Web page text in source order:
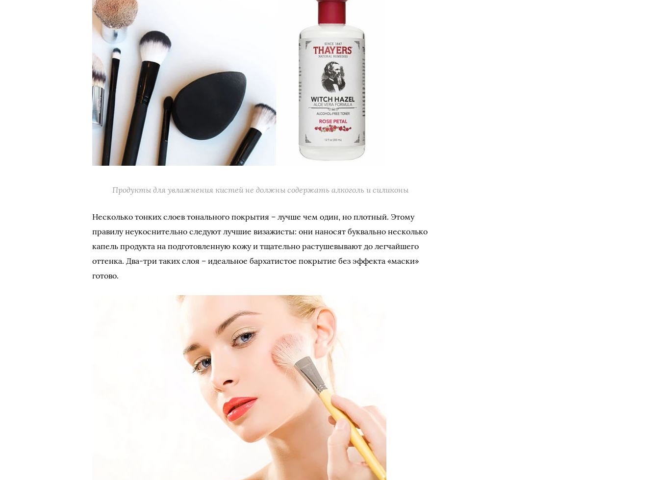
Продукты для увлажнения кистей не должны содержать алкоголь и силиконы
Несколько тонких слоев тонального покрытия – лучше чем один, но плотный. Этому
правилу неукоснительно следуют лучшие визажисты: они наносят буквально несколько
капель продукта на подготовленную кожу и тщательно растушевывают до легчайшего
оттенка. Два-три таких слоя – идеальное бархатистое покрытие без эффекта «маски»
готово.